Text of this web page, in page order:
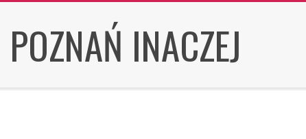
content
POZNAŃ INACZEJ